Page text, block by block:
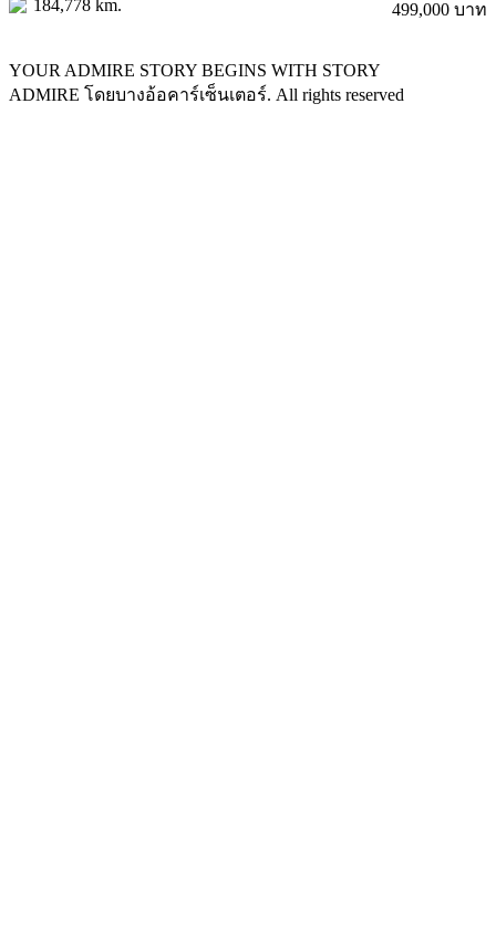
184,778 km. 499,000 บาท
YOUR ADMIRE STORY BEGINS WITH STORY
ADMIRE โดยบางอ้อคาร์เซ็นเตอร์. All rights reserved